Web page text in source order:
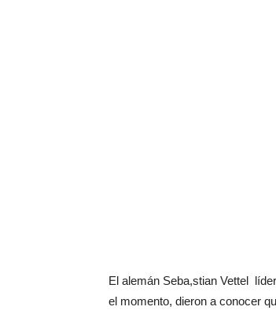
El alemán Seba,stian Vettel
el momento, dieron a conocer